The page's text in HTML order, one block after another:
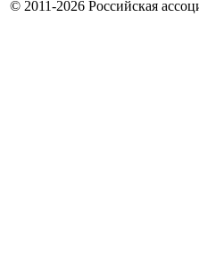
© 2011-2026 Российская